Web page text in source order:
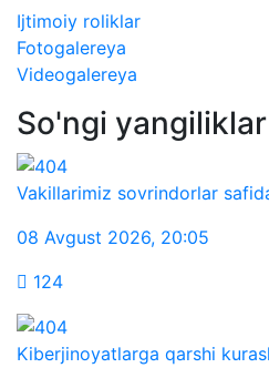
Ijtimoiy roliklar
Fotogalereya
Videogalereya
So'ngi yangiliklar
Vakillarimiz sovrindorlar
08 Avgust 2026, 20:05
124
Kiberjinoyatlarga qarshi